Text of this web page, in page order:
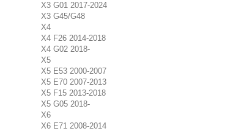
X3 G01 2017-2024
X3 G45/G48
X4
X4 F26 2014-2018
X4 G02 2018-
X5
X5 E53 2000-2007
X5 E70 2007-2013
X5 F15 2013-2018
X5 G05 2018-
X6
X6 E71 2008-2014